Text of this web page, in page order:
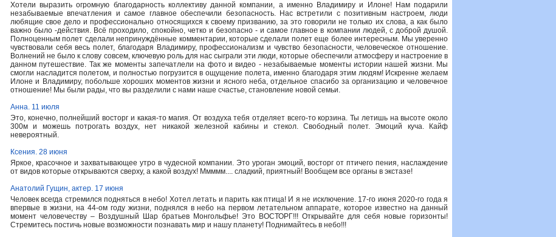
Хотели выразить огромную благодарность коллективу данной компании, а именно Владимиру и Илоне! Нам подарили
незабываемые впечатления и самое главное обеспечили безопасность. Нас встретили с позитивным настроем, люди
любящие свое дело и профессионально относящихся к своему призванию, за это говорили не только их слова, а как было
важно было -действия. Всё проходило, спокойно, четко и безопасно - и самое главное в компании людей, с доброй душой.
Полноценным полет сделали непринуждённые комментарии, которые сделали полет еще более интересным. Мы уверенно
чувствовали себя весь полет, благодаря Владимиру, профессионализм и чувство безопасности, человеческое отношение.
Волнений не было к слову совсем, ключевую роль для нас сыграли эти люди, которые обеспечили атмосферу и настроение в
данном путешествие. Так же моменты запечатлели на фото и видео - незабываемые моменты истории нашей жизни. Мы
смогли насладится полетом, и полностью погрузится в ощущение полета, именно благодаря этим людям! Искренне желаем
Илоне и Владимиру, побольше хороших моментов жизни и ясного неба, отдельное спасибо за организацию и человечное
отношение! Мы были рады, что вы разделили с нами наше счастье, становление новой семьи.
Анна. 11 июля
Это, конечно, полнейший восторг и какая-то магия. От воздуха тебя отделяет всего-то корзина. Ты летишь на высоте около
300м и можешь потрогать воздух, нет никакой железной кабины и стекол. Свободный полет. Эмоций куча. Кайф
невероятный.
Ксения. 28 июня
Яркое, красочное и захватывающее утро в чудесной компании. Это уроган эмоций, восторг от птичего пения, наслаждение
от видов которые открываются сверху, а какой воздух! Ммммм.... сладкий, приятный! Вообщем все органы в экстазе!
Анатолий Гущин, актер. 17 июня
Человек всегда стремился подняться в небо! Хотел летать и парить как птица! И я не исключение. 17-го июня 2020-го года я
впервые в жизни, на 44-ом году жизни, поднялся в небо на первом летательном аппарате, которое известно на данный
момент человечеству – Воздушный Шар братьев Монгольфье! Это ВОСТОРГ!!! Открывайте для себя новые горизонты!
Стремитесь постичь новые возможности познавать мир и нашу планету! Поднимайтесь в небо!!!